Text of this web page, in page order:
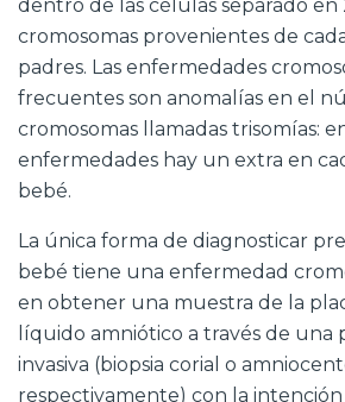
dentro de las células separado en
cromosomas provenientes de
padres. Las enfermedades
frecuentes son anomalías en el
cromosomas llamadas trisomías:
enfermedades hay un extra en
bebé.
La única forma de diagnosticar
bebé tiene una enfermedad
en obtener una muestra de la
líquido amniótico a través de
invasiva (biopsia corial o
respectivamente) con la intención